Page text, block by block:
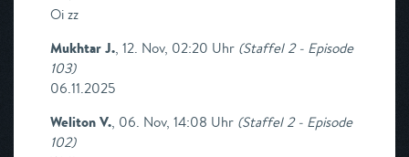
Oi zz
Mukhtar J., 12. Nov, 02:20 Uhr (Staffel 2 - Episode
103)
06.11.2025
Weliton V., 06. Nov, 14:08 Uhr (Staffel 2 - Episode
102)